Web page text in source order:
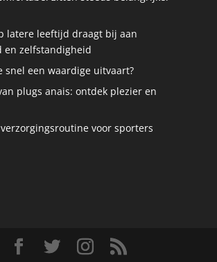
latere leeftijd draagt bij aan
en zelfstandigheid
snel een waardige uitvaart?
plugs anais: ontdek plezier en
voor sporters